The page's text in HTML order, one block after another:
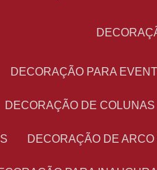
DECORAÇÃO PARA
DECORAÇÃO DE
DECORAÇÃO DE